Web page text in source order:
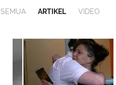
SEMUA ARTIKEL VIDEO